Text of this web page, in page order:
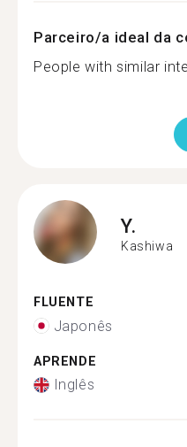
Parceiro/a ideal da
People with similar
Y.
Kashiwa
FLUENTE
Japonês
APRENDE
Inglês